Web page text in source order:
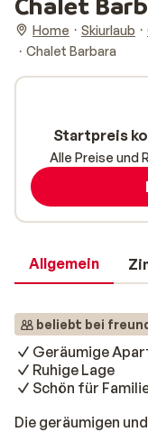
Home Skiurlaub
Chalet Barbara
Allgemein
beliebt bei
Geräumige
Ruhige Lage
Schön für
Die geräumigen
Startpreis
Alle Preise und